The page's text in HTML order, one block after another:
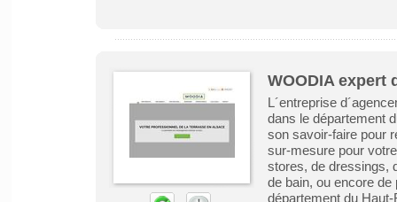
WOODIA expert
L´entreprise
dans le département
son savoir-faire pour
sur-mesure pour
stores, de dressings,
de bain, ou encore
département du